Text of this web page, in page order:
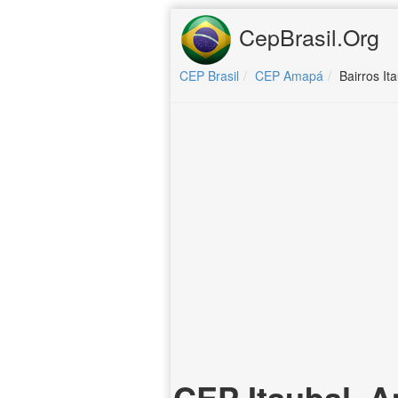
CepBrasil.Org
CEP Brasil CEP Amapá Bairros